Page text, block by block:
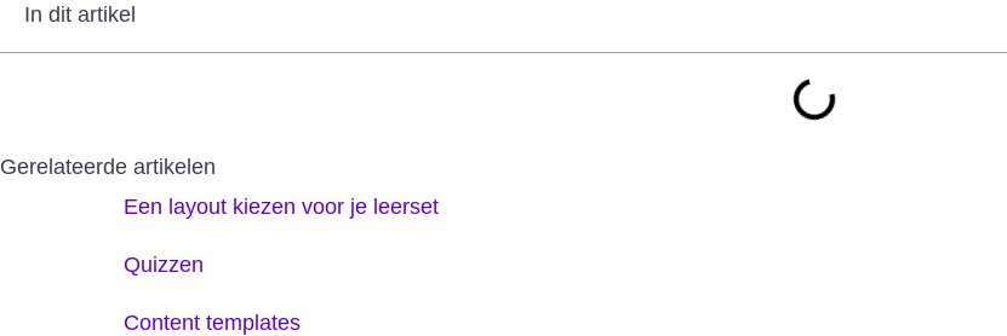
In dit artikel
Gerelateerde artikelen
Een layout kiezen voor je leerset
Quizzen
Content templates